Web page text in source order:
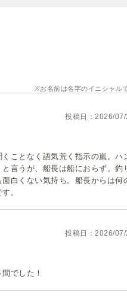
お名前は名字のイニシャル
投稿日 2026/07/
ことなく語気荒く指示の嵐。ハ
言うが、船長は船におらず。釣
白くない気持ち。船長からは何
。
投稿日 2026/
でした！